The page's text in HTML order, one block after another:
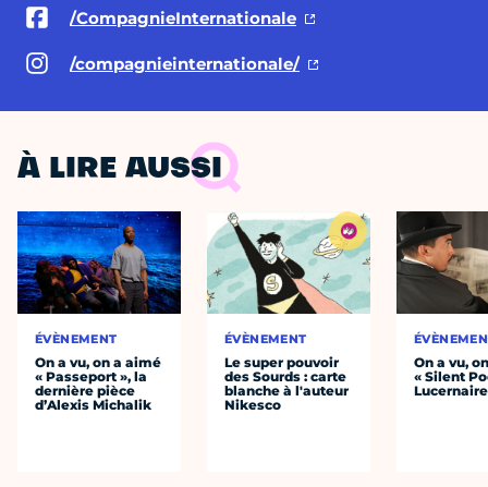
/CompagnieInternationale
/compagnieinternationale/
À LIRE AUSSI
ÉVÈNEMENT
On a vu, on a aimé
« Passeport », la
dernière pièce
d’Alexis Michalik
ÉVÈNEMENT
Le super pouvoir
des Sourds : carte
blanche à l'auteur
Nikesco
On a vu,
« Silent
Lucernaire